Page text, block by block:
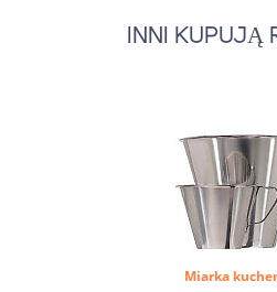
INNI KUPUJĄ
Miarka